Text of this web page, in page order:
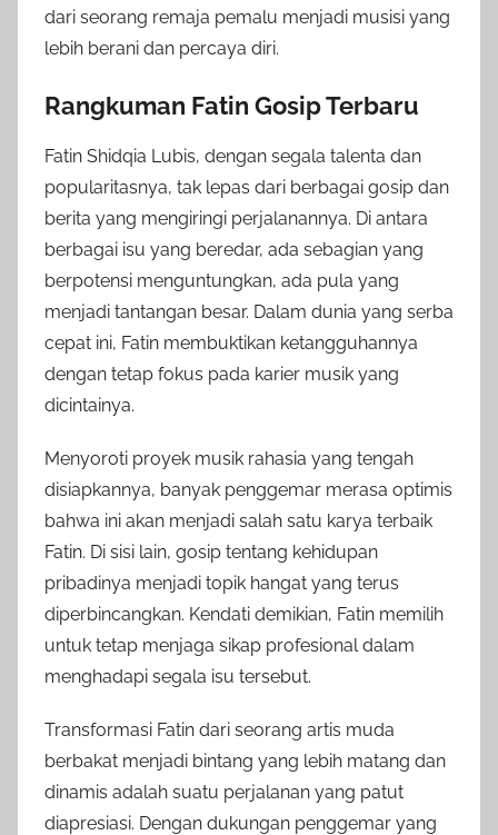
dari seorang remaja pemalu menjadi musisi yang
lebih berani dan percaya diri.
Rangkuman Fatin Gosip Terbaru
Fatin Shidqia Lubis, dengan segala talenta dan
popularitasnya, tak lepas dari berbagai gosip dan
berita yang mengiringi perjalanannya. Di antara
berbagai isu yang beredar, ada sebagian yang
berpotensi menguntungkan, ada pula yang
menjadi tantangan besar. Dalam dunia yang serba
cepat ini, Fatin membuktikan ketangguhannya
dengan tetap fokus pada karier musik yang
dicintainya.
Menyoroti proyek musik rahasia yang tengah
disiapkannya, banyak penggemar merasa optimis
bahwa ini akan menjadi salah satu karya terbaik
Fatin. Di sisi lain, gosip tentang kehidupan
pribadinya menjadi topik hangat yang terus
diperbincangkan. Kendati demikian, Fatin memilih
untuk tetap menjaga sikap profesional dalam
menghadapi segala isu tersebut.
Transformasi Fatin dari seorang artis muda
berbakat menjadi bintang yang lebih matang dan
dinamis adalah suatu perjalanan yang patut
diapresiasi. Dengan dukungan penggemar yang